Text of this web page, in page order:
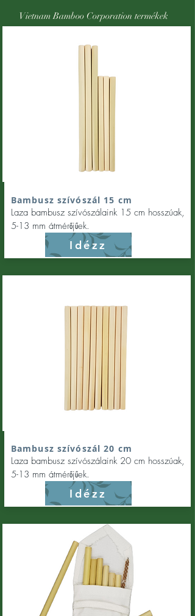
Vietnam Bamboo Corporation termékek
Bambusz szívószál 15 cm
Laza bambusz szívószálaink 15 cm hosszúak,
5-13 mm átmérőjűek.
Idézz
Bambusz szívószál 20 cm
Laza bambusz szívószálaink 20 cm hosszúak,
5-13 mm átmérőjűek.
Idézz